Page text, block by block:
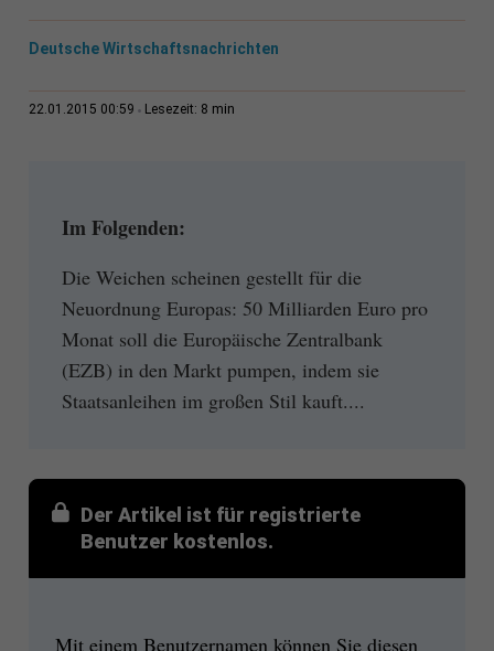
Deutsche Wirtschaftsnachrichten
22.01.2015 00:59 Lesezeit: 8 min
Im Folgenden:
Die Weichen scheinen gestellt für die
Neuordnung Europas: 50 Milliarden Euro pro
Monat soll die Europäische Zentralbank
(EZB) in den Markt pumpen, indem sie
Staatsanleihen im großen Stil kauft....
Der Artikel ist für registrierte
Benutzer kostenlos.
Mit einem Benutzernamen können Sie diesen